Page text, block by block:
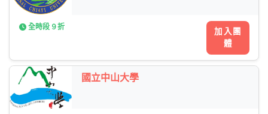
全時段 9 折
加入團
體
國立中山大學